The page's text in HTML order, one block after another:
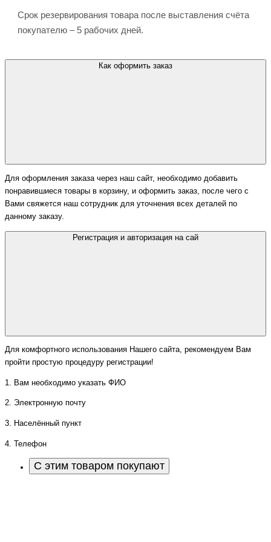
Срок резервирования товара после выставления счёта
покупателю – 5 рабочих дней.
Как оформить заказ
Для оформления заказа через наш сайт, необходимо добавить
понравившиеся товары в корзину, и оформить заказ, после чего с
Вами свяжется наш сотрудник для уточнения всех деталей по
данному заказу.
Регистрация и авторизация на сай
Для комфортного использования Нашего сайта, рекомендуем Вам
пройти простую процедуру регистрации!
1. Вам необходимо указать ФИО
2. Электронную почту
3. Населённый пункт
4. Телефон
С этим товаром покупают